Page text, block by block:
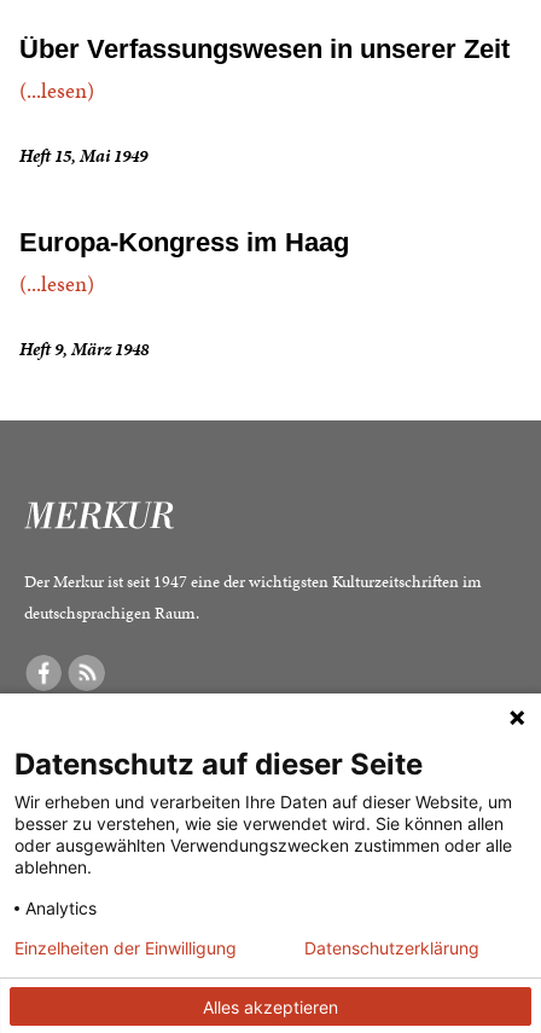
Über Verfassungswesen in unserer Zeit
(...lesen)
Heft 15, Mai 1949
Europa-Kongress im Haag
(...lesen)
Heft 9, März 1948
Der Merkur ist seit 1947 eine der wichtigsten Kulturzeitschriften im
deutschsprachigen Raum.
Was ist der Merkur?
Herausgeber /
Redaktion
Verlag
Alle Abos im Überblick
Print-Abo
Digital-Abo
Abo kündigen
Vertrag widerrufen
Impressum
Datenschutz
Mediadaten
Datenschutz auf dieser Seite
Wir erheben und verarbeiten Ihre Daten auf dieser Website, um
besser zu verstehen, wie sie verwendet wird. Sie können allen
oder ausgewählten Verwendungszwecken zustimmen oder alle
ablehnen.
Analytics
Alles akzeptieren
Einzelheiten der Einwilligung Datenschutzerklärung